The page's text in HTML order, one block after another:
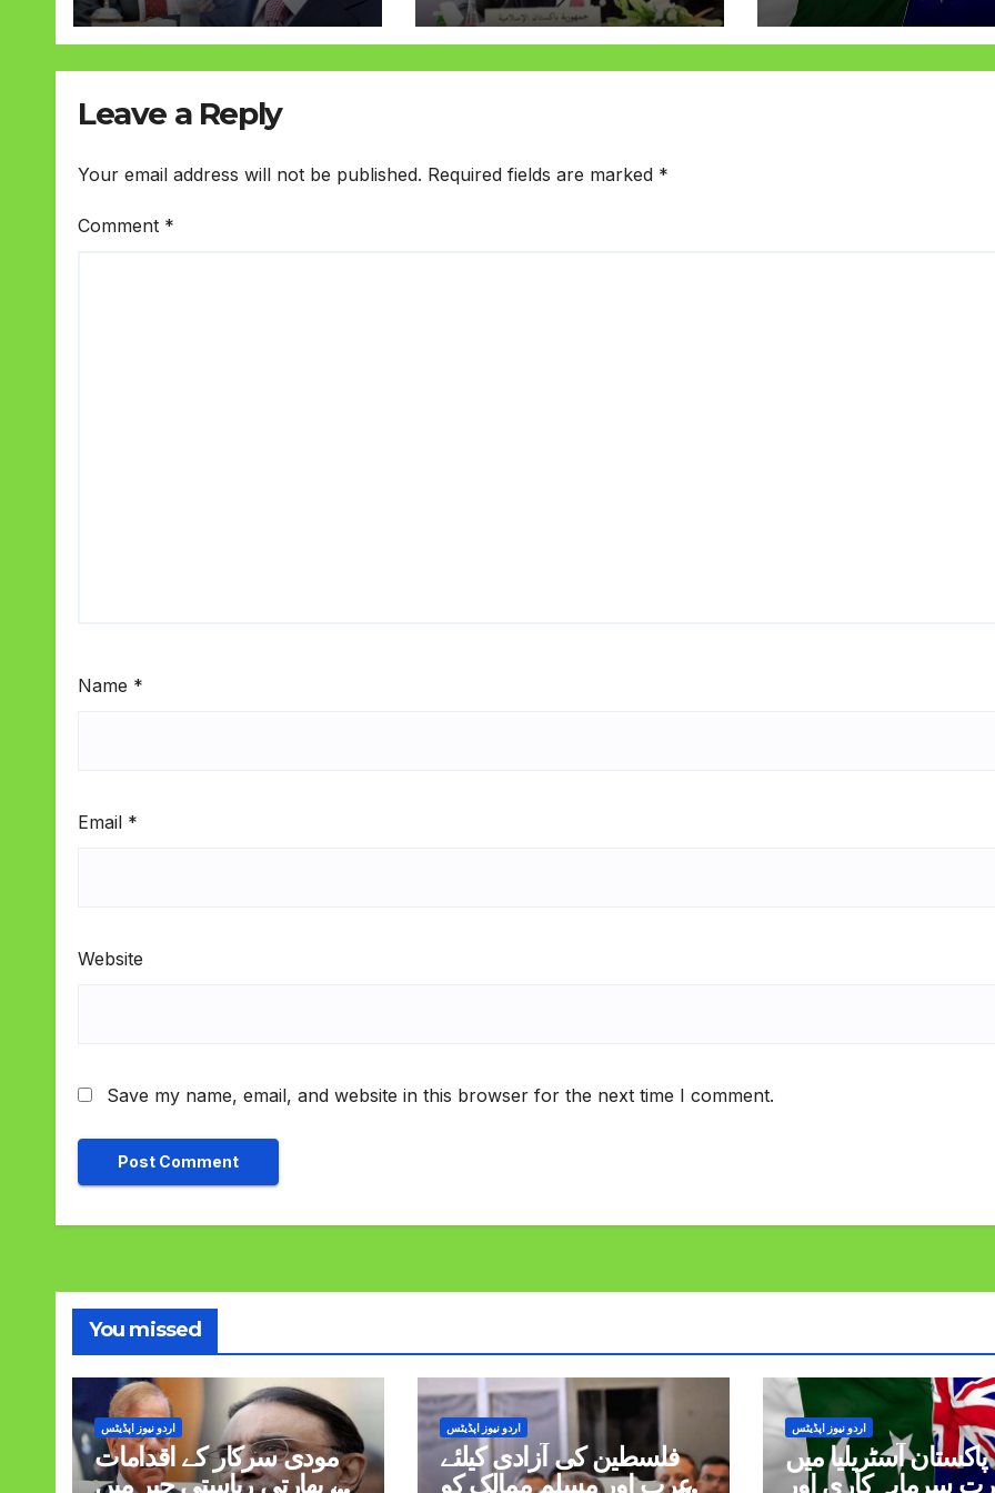
Leave a Reply
Your email address will not be published. Required fields are marked *
Comment *
Name *
Email *
Website
Save my name, email, and website in this browser for the next time I comment.
You missed
اردو نیوز اپڈیٹس
مودی سرکار کے اقدامات
نے بھارتی ریاستی جبر میں
اردو نیوز اپڈیٹس
فلسطین کی آزادی کیلئے
عرب اور مسلم ممالک کو
اردو نیوز اپڈیٹس
پاکستان آسٹریلیا میں
سرمایہ کاری اور